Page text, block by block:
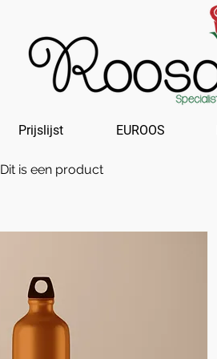
Dit is een product
Prijslijst EUROOS